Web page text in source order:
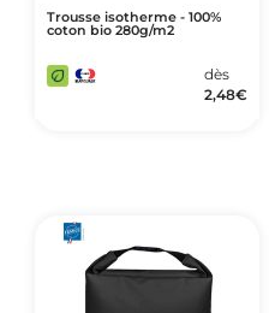
Trousse isotherme - 100%
coton bio 280g/m2
dès
2,48€